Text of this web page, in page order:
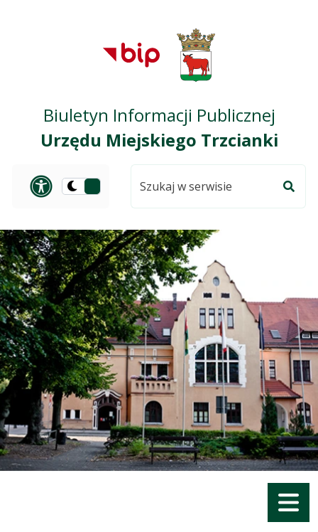
Przejdź do
głównego menu
Przejdź do treści
Przejdź do mapy
serwisu
Biuletyn Informacji Publicznej
Urzędu Miejskiego Trzcianki
Panel dostosowania
Przełącz
ciemną
serwisie
Menu